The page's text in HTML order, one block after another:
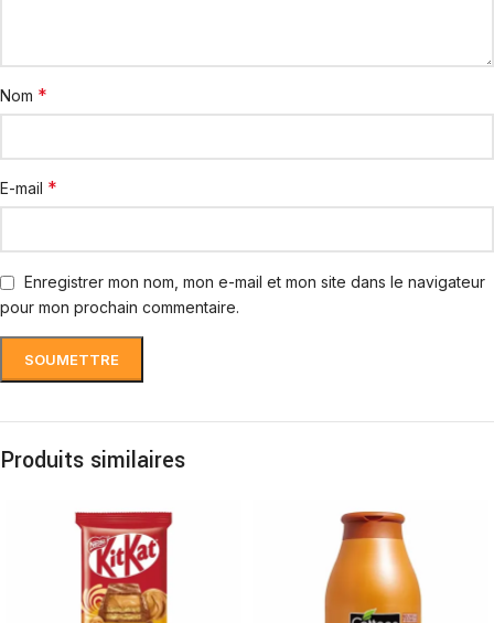
Nom *
E-mail *
Enregistrer mon nom, mon e-mail et mon site dans le navigateur
pour mon prochain commentaire.
Produits similaires